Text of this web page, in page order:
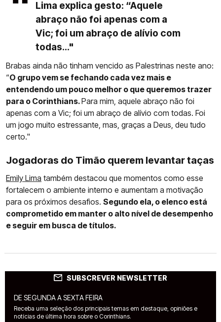
Lima explica gesto: “Aquele
abraço não foi apenas com a
Vic; foi um abraço de alívio com
todas..."
Brabas ainda não tinham vencido as Palestrinas neste ano:
“O grupo vem se fechando cada vez mais e
entendendo um pouco melhor o que queremos trazer
para o Corinthians.Para mim, aquele abraço não foi
apenas com a Vic; foi um abraço de alívio com todas. Foi
um jogo muito estressante, mas, graças a Deus, deu tudo
certo."
Jogadoras do Timão querem levantar taças
Emily Lima também destacou que momentos como esse
fortalecem o ambiente interno e aumentam a motivação
para os próximos desafios. Segundo ela, o elenco está
comprometido em manter o alto nível de desempenho
e seguir em busca de títulos.
SUBSCREVER NEWSLETTER
DE SEGUNDA A SEXTA FEIRA
Receba uma seleção dos principais temas em destaque, opiniões e
notícias de última hora sobre o Corinthians.